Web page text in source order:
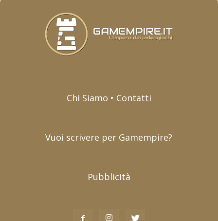
Chi Siamo • Contatti
Vuoi scrivere per Gamempire?
Pubblicità